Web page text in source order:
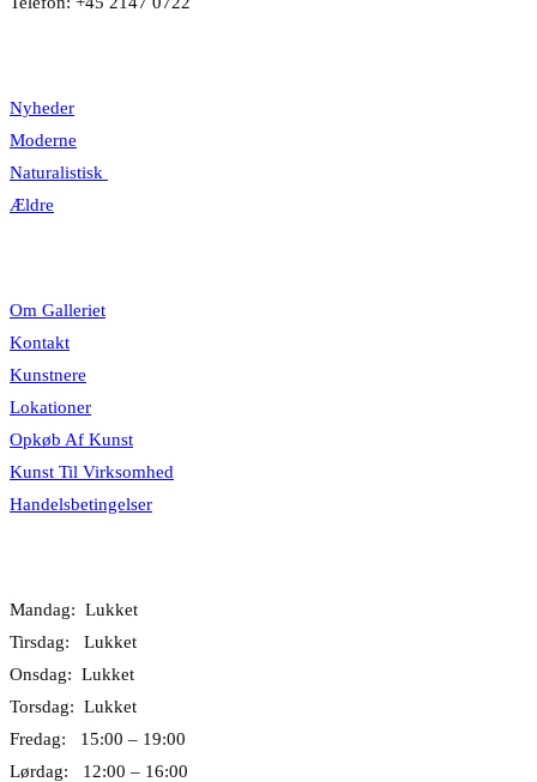
Nyheder
Moderne
Naturalistisk
Ældre
Om Galleriet
Kontakt
Kunstnere
Lokationer
Opkøb Af Kunst
Kunst Til Virksomhed
Handelsbetingelser
Mandag: Lukket
Tirsdag: Lukket
Onsdag: Lukket
Torsdag: Lukket
Fredag: 15:00 – 19:00
Lørdag: 12:00 – 16:00